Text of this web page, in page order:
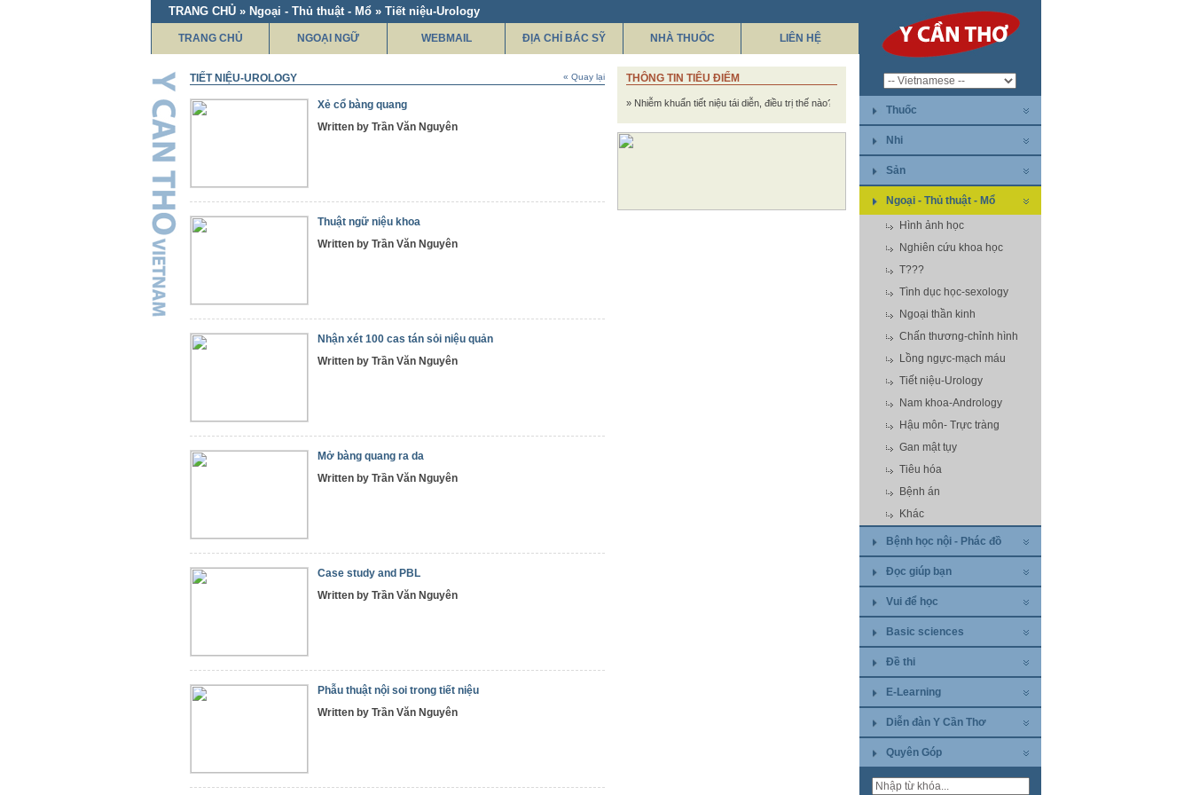
TRANG CHỦ » Ngoại - Thủ thuật - Mổ » Tiết niệu-Urology
TRANG CHỦ NGOẠI NGỮ WEBMAIL ĐỊA CHỈ BÁC SỸ NHÀ THUỐC LIÊN HỆ
TIẾT NIỆU-UROLOGY « Quay lại
Xẻ cổ bàng quang
Written by Trần Văn Nguyên
Thuật ngữ niệu khoa
Written by Trần Văn Nguyên
Nhận xét 100 cas tán sỏi niệu quản
Written by Trần Văn Nguyên
Mở bàng quang ra da
Written by Trần Văn Nguyên
Case study and PBL
Written by Trần Văn Nguyên
Phẫu thuật nội soi trong tiết niệu
Written by Trần Văn Nguyên
THÔNG TIN TIÊU ĐIỂM
» Nhiễm khuẩn tiết niệu tái diễn, điều trị thế nào?
Thuốc
Nhi
Sản
Ngoại - Thủ thuật - Mổ
Hình ảnh học
Nghiên cứu khoa học
T???
Tình dục học-sexology
Ngoại thần kinh
Chấn thương-chỉnh hình
Lồng ngực-mạch máu
Tiết niệu-Urology
Nam khoa-Andrology
Hậu môn- Trực tràng
Gan mật tụy
Tiêu hóa
Bệnh án
Khác
Bệnh học nội - Phác đồ
Đọc giúp bạn
Vui để học
Basic sciences
Đề thi
E-Learning
Diễn đàn Y Cần Thơ
Quyên Góp